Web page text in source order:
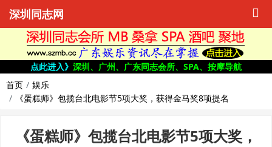
深圳同志网
点此进入》 深圳、广州、广东同志会所、SPA、按摩导航
首页
娱乐
《蛋糕师》包揽台北电影节5项大奖，获得金马奖8项提名
《蛋糕师》包揽台北电影节5项大奖，